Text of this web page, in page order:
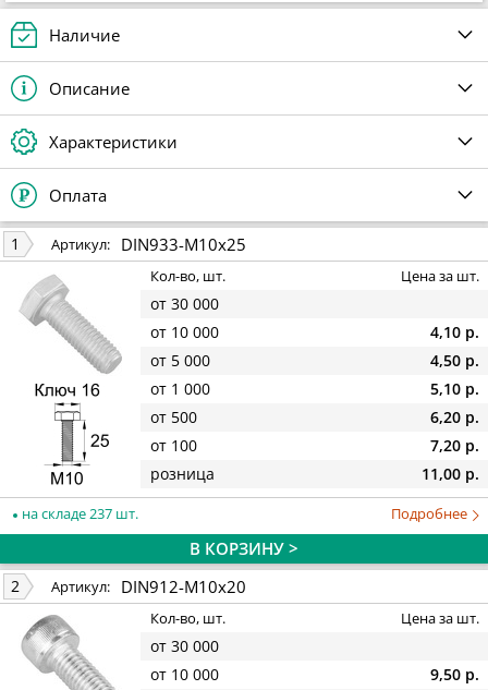
Наличие
Описание
Характеристики
Оплата
1 Артикул: DIN933-M10x25
Кол-во, шт. Цена за шт.
от 30 000
от 10 000
4,10 р.
от 5 000
4,50 р.
от 1 000
5,10 р.
от 500
6,20 р.
от 100
7,20 р.
розница
11,00 р.
на складе 237 шт. Подробнее
В КОРЗИНУ >
2 Артикул: DIN912-M10x20
Кол-во, шт. Цена за шт.
от 30 000
от 10 000
9,50 р.